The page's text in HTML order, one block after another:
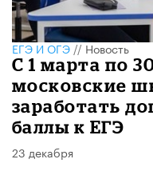
ЕГЭ И ОГЭ//Новость
С 1 марта по
московские
заработать
баллы к ЕГЭ
23 декабря